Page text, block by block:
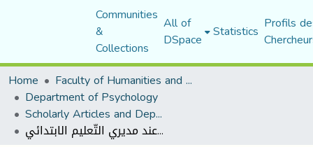
Communities
&
Collections
All of
DSpace Statistics Profils
Home
Faculty of Humanities and Social Sciences
Department of Psychology
Scholarly Articles and Department Publications
بناء سلّم دافعيّة الإنجاز الإداري عند مديري التّعليم الابتدائي